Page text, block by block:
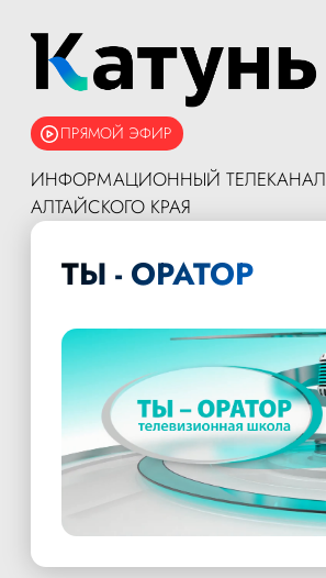
ПРЯМОЙ ЭФИР
ИНФОРМАЦИОННЫЙ ТЕЛЕКАНАЛ
АЛТАЙСКОГО КРАЯ
ТЫ - ОРАТОР